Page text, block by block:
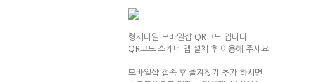
형제타일 모바일샵 QR코드 입니다.
QR코드 스캐너 앱 설치 후 이용해 주세요
모바일샵 접속 후 즐겨찾기 추가 하시면